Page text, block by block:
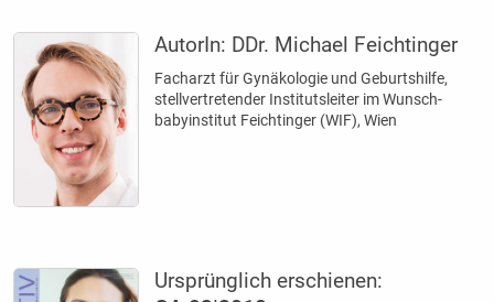
AutorIn: DDr. Michael Feichtinger
Facharzt für Gynäkologie und Geburtshilfe,
stellvertretender Institutsleiter im Wunsch­
babyinstitut Feichtinger (WIF), Wien
Ursprünglich erschienen: